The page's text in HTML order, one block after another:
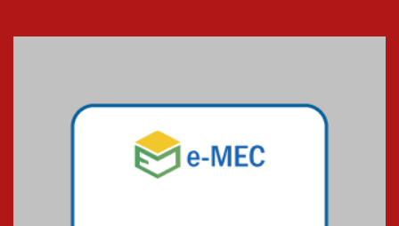
04.08.2026
Mackenzie recepciona os
calouros do segundo semestre